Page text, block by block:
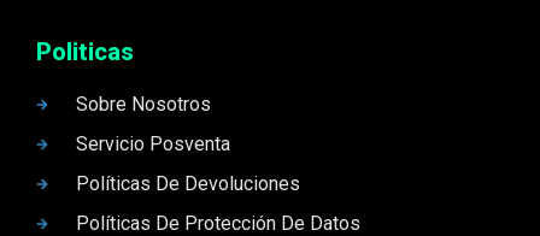
Politicas
Sobre Nosotros
Servicio Posventa
Políticas De Devoluciones
Políticas De Protección De Datos